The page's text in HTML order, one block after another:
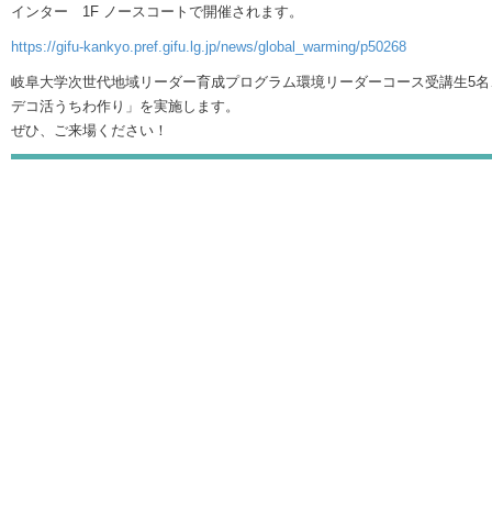
インター 1F ノースコートで開催されます。
https://gifu-kankyo.pref.gifu.lg.jp/news/global_warming/p50268
岐阜大学次世代地域リーダー育成プログラム環境リーダーコース受講生5
デコ活うちわ作り」を実施します。
ぜひ、ご来場ください！